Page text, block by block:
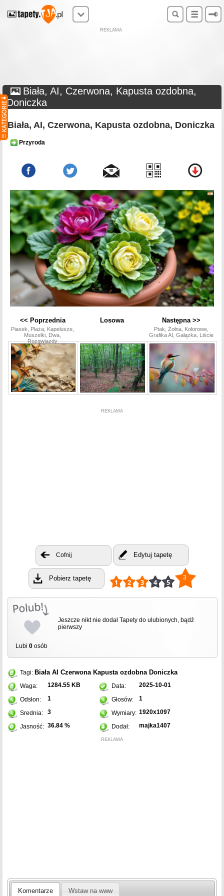
REKLAMA
Biała, AI, Czerwona, Kapusta ozdobna,
Doniczka
Biała, AI, Czerwona, Kapusta ozdobna, Doniczka
Przyroda
<< Poprzednia
Piasek, Plaża, Kapelusze,
Muszelki, Dwa,
Rozgwiazdy
Losowa Następna >>
Ptak, Żołna, Kolorowe,
Grafika AI, Gałązka, Liście
REKLAMA
Cofnij Edytuj tapetę
Pobierz tapetę 3
Lubi 0 osób
Jeszcze nikt nie dodał Tapety do ulubionych, bądź
pierwszy
Tagi: Biała AI Czerwona Kapusta ozdobna Doniczka
Waga: 1284.55 KB Data: 2025-10-01
Odsłon: 1 Głosów: 1
Srednia: 3 Wymiary: 1920x1097
Jasność: 36.84 % Dodał: majka1407
REKLAMA
Komentarze Wstaw na www